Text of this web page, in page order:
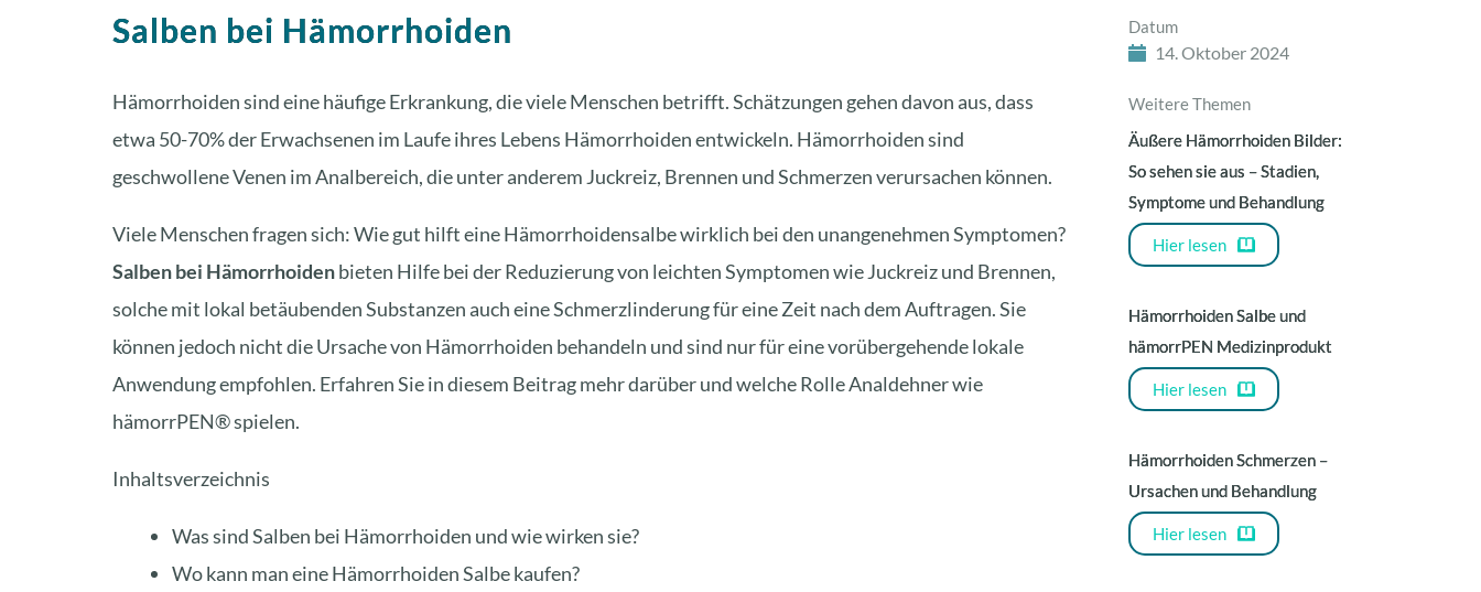
Salben bei Hämorrhoiden
Hämorrhoidensind eine häufige Erkrankung, die viele Menschen betrifft. Schätzungen gehen davon aus, dass
etwa 50-70% der Erwachsenen im Laufe ihres Lebens Hämorrhoiden entwickeln. Hämorrhoiden sind
geschwollene Venen im Analbereich, die unter anderem Juckreiz, Brennen und Schmerzen verursachen können.
Viele Menschen fragen sich: Wie gut hilft eine Hämorrhoidensalbe wirklich bei den unangenehmen Symptomen?
Salben bei Hämorrhoidenbieten Hilfe bei der Reduzierung von leichten Symptomen wie Juckreiz und Brennen,
solche mit lokal betäubenden Substanzen auch eine Schmerzlinderung für eine Zeit nach dem Auftragen. Sie
können jedoch nicht dieUrsache von Hämorrhoiden behandeln und sind nur für eine vorübergehende lokale
Anwendung empfohlen. Erfahren Sie in diesem Beitrag mehr darüber und welche RolleAnaldehner wie
hämorrPEN® spielen.
Inhaltsverzeichnis
Was sind Salben bei Hämorrhoiden und wie wirken sie?
Wo kann man eine Hämorrhoiden Salbe kaufen?
Datum
14. Oktober 2024
Weitere Themen
Äußere Hämorrhoiden Bilder:
So sehen sie aus – Stadien,
Symptome und Behandlung
Hier lesen
Hämorrhoiden Salbe und
hämorrPEN Medizinprodukt
Hier lesen
Hämorrhoiden Schmerzen –
Ursachen und Behandlung
Hier lesen